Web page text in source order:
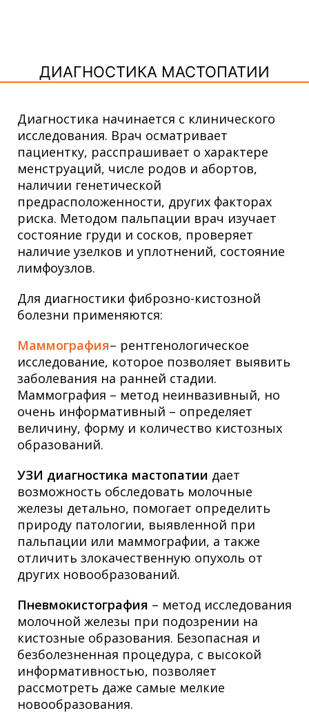
ДИАГНОСТИКА МАСТОПАТИИ
Диагностика начинается с клинического
исследования. Врач осматривает
пациентку, расспрашивает о характере
менструаций, числе родов и абортов,
наличии генетической
предрасположенности, других факторах
риска. Методом пальпации врач изучает
состояние груди и сосков, проверяет
наличие узелков и уплотнений, состояние
лимфоузлов.
Для диагностики фиброзно-кистозной
болезни применяются:
Маммография– рентгенологическое
исследование, которое позволяет выявить
заболевания на ранней стадии.
Маммография – метод неинвазивный, но
очень информативный – определяет
величину, форму и количество кистозных
образований.
УЗИ диагностика мастопатии дает
возможность обследовать молочные
железы детально, помогает определить
природу патологии, выявленной при
пальпации или маммографии, а также
отличить злокачественную опухоль от
других новообразований.
Пневмокистография – метод исследования
молочной железы при подозрении на
кистозные образования. Безопасная и
безболезненная процедура, с высокой
информативностью, позволяет
рассмотреть даже самые мелкие
новообразования.